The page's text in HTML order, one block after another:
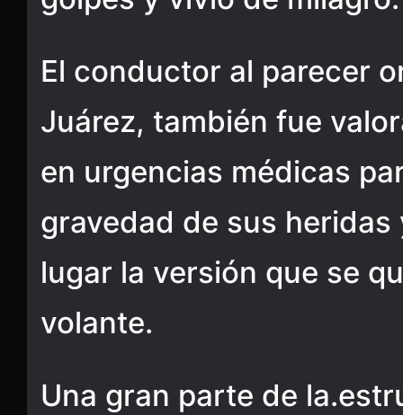
El conductor al parecer
Juárez, también fue
en urgencias médicas
gravedad de sus heridas
lugar la versión que se
volante.
Una gran parte de